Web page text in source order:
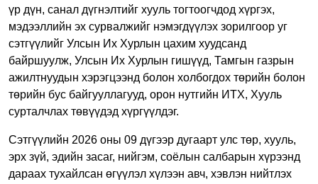
үр дүн, санал дүгнэлтийг хууль тогтоогчдод хүргэх,
мэдээллийн эх сурвалжийг нэмэгдүүлэх зорилгоор уг
сэтгүүлийг Улсын Их Хурлын цахим хуудсанд
байршуулж, Улсын Их Хурлын гишүүд, Тамгын газрын
ажилтнуудын хэрэгцээнд болон холбогдох төрийн болон
төрийн бус байгууллагууд, орон нутгийн ИТХ, Хууль
сурталчлах төвүүдэд хүргүүлдэг.
Сэтгүүлийн 2026 оны 09 дүгээр дугаарт улс төр, хууль,
эрх зүй, эдийн засаг, нийгэм, соёлын салбарын хүрээнд
дараах тухайлсан өгүүлэл хүлээн авч, хэвлэн нийтлэх